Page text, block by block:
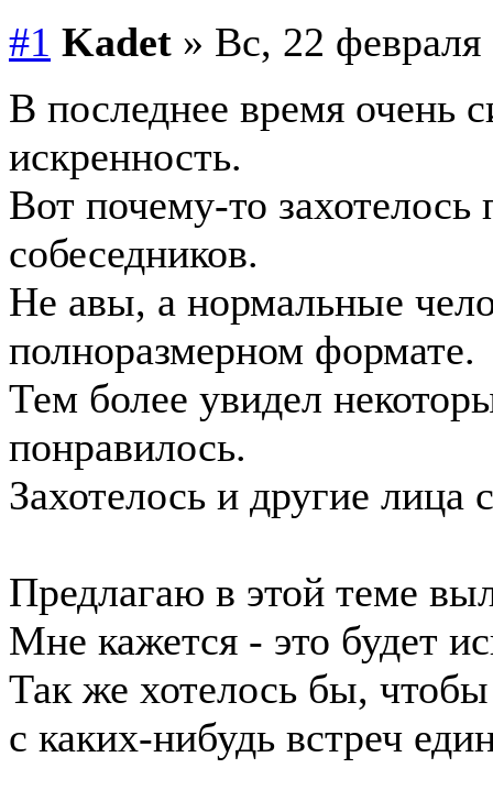
#1 Kadet » Вс, 22
В последнее время очень
искренность.
Вот почему-то захотелось
собеседников.
Не авы, а нормальные
полноразмерном формате.
Тем более увидел
понравилось.
Захотелось и другие лица
Предлагаю в этой теме
Мне кажется - это будет
Так же хотелось бы,
с каких-нибудь встреч